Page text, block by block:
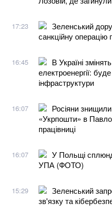
17:23
Зеленський
санкційну операцію
16:45
В Україні
електроенергії:
інфраструктури
16:07
Росіяни
«Укрпошти» в
працівниці
16:07
У Польщі
УПА (ФОТО)
15:29
Зеленський
зв'язку та